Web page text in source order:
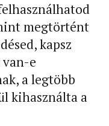
megtörtént
kapsz
van-e
a legtöbb
kihasználta a